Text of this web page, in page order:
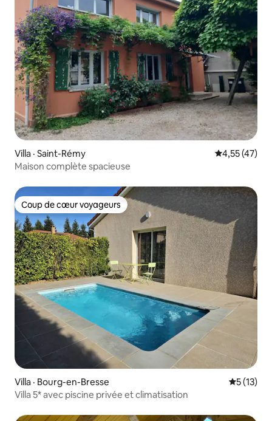
Villa · Saint-Rémy Note
4,55 (47)
Maison complète spacieuse
Coup de cœur voyageurs
Coup de cœur voyageurs
Villa · Bourg-en-Bresse Note
5 (13)
Villa 5* avec piscine privée et climatisation